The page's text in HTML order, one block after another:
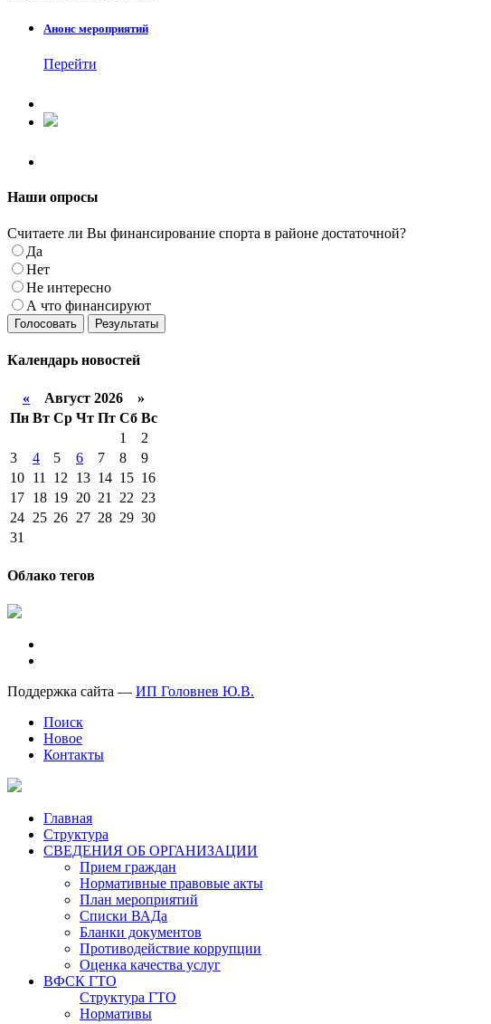
Анонс мероприятий
Перейти
Наши опросы
Считаете ли Вы финансирование спорта в районе достаточной?
Да
Нет
Не интересно
А что финансируют
Голосовать Результаты
Календарь новостей
« Август 2026 »
Пн Вт Ср Чт Пт Сб Вс
1
2
3
4 5 6 7 8
9
10 11 12 13 14 15 16
17 18 19 20 21 22 23
24 25 26 27 28 29 30
31
Облако тегов
Поддержка сайта — ИП Головнев Ю.В.
Поиск
Новое
Контакты
Главная
Структура
СВЕДЕНИЯ ОБ ОРГАНИЗАЦИИ
Прием граждан
Нормативные правовые акты
План мероприятий
Списки ВАДа
Бланки документов
Противодействие коррупции
Оценка качества услуг
ВФСК ГТО
Структура ГТО
Нормативы